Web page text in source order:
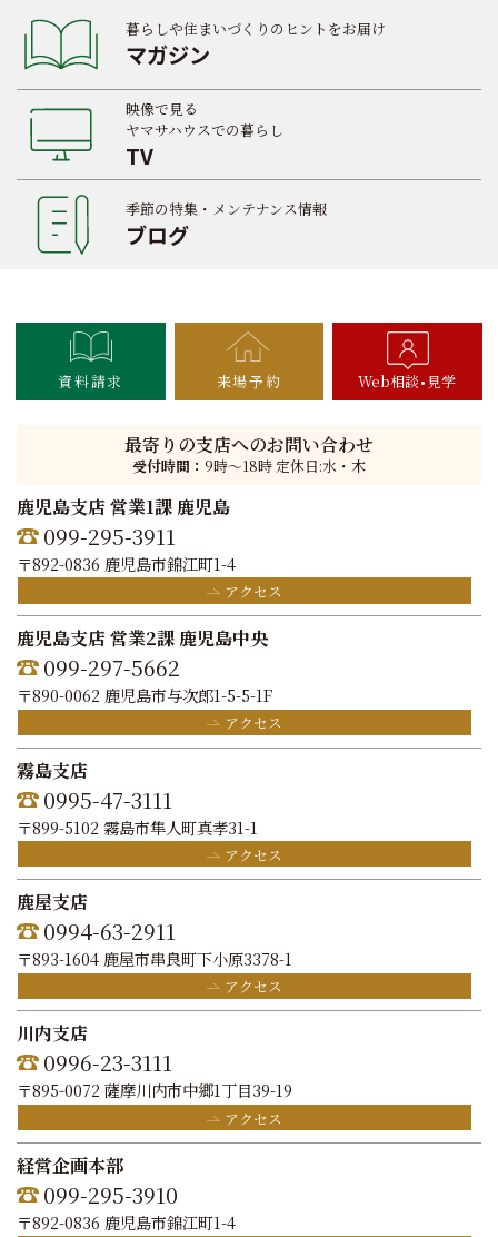
暮らしや住まいづくりのヒントをお届け
マガジン
映像で見る
ヤマサハウスでの暮らし
TV
季節の特集・メンテナンス情報
ブログ
資料請求 来場予約 Web相談 見学
最寄りの支店へのお問い合わせ
受付時間： 9時〜18時 定休日:水・木
鹿児島支店 営業1課 鹿児島
099-295-3911
〒892-0836 鹿児島市錦江町1-4
アクセス
鹿児島支店 営業2課 鹿児島中央
099-297-5662
〒890-0062 鹿児島市与次郎1-5-5-1F
アクセス
霧島支店
0995-47-3111
〒899-5102 霧島市隼人町真孝31-1
アクセス
鹿屋支店
0994-63-2911
〒893-1604 鹿屋市串良町下小原3378-1
アクセス
川内支店
0996-23-3111
〒895-0072 薩摩川内市中郷1丁目39-19
アクセス
経営企画本部
099-295-3910
〒892-0836 鹿児島市錦江町1-4